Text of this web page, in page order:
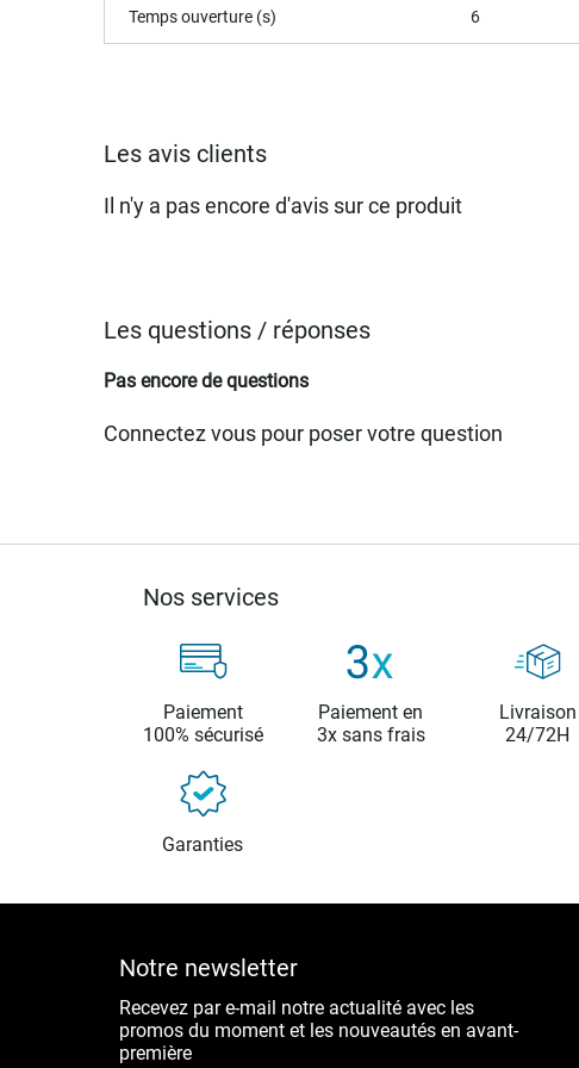
Temps ouverture (s) 6
Les avis clients
Il n'y a pas encore d'avis sur ce produit
Les questions / réponses
Pas encore de questions
Connectez vous pour poser votre question
Nos services
Paiement
100% sécurisé
Paiement en
3x sans frais
Livraison
24/72H
Garanties
Notre newsletter
Recevez par e-mail notre actualité avec les
promos du moment et les nouveautés en avant-
première